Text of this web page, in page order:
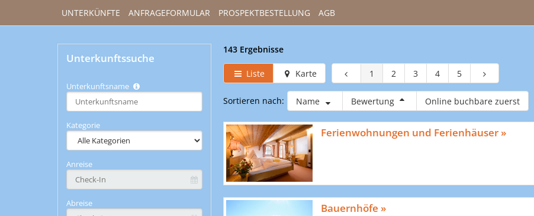
UNTERKÜNFTE ANFRAGEFORMULAR PROSPEKTBESTELLUNG AGB
143 Ergebnisse
Liste Karte 1 2 3 4 5
Sortieren nach: Name Bewertung Online buchbare zuerst
Ferienwohnungen und Ferienhäuser »
Bauernhöfe »
Unterkunftssuche
Unterkunftsname
Type 2 or
results.
Kategorie
Anreise
Abreise